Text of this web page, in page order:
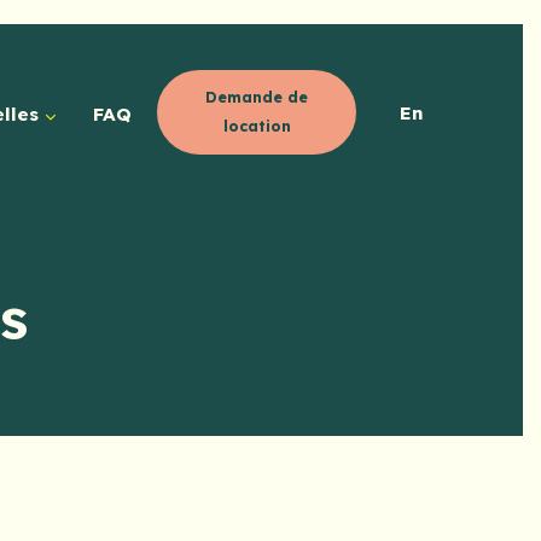
FAQ
Demande de
location
En